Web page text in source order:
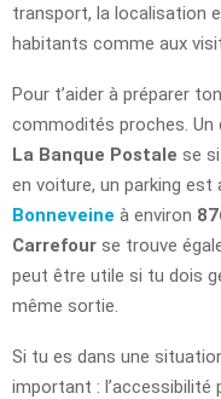
transport, la localisation
habitants comme aux
Pour t’aider à préparer
commodités proches.
La Banque Postale se
en voiture, un parking
Bonneveine à environ
Carrefour se trouve
peut être utile si tu dois
même sortie.
Si tu es dans une
important : l’accessibilité